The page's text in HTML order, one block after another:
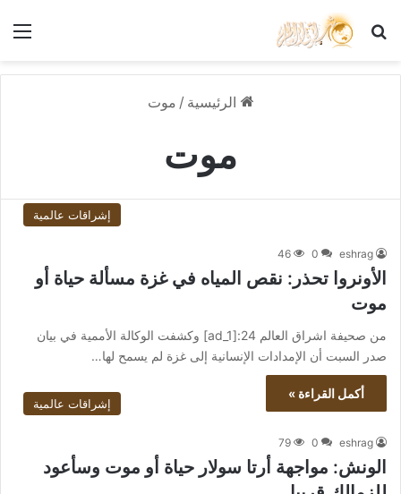
بحث عن
الرئيسية / موت
موت
إشراقات عالمية
eshrag
0
46
الأونروا تحذر: نقص المياه في غزة مسألة حياة أو
موت
من صحيفة اشراق العالم 24:[ad_1] وكشفت الوكالة الأممية في بيان
صدر السبت أن الإمدادات الإنسانية إلى غزة لم يسمح لها…
أكمل القراءة »
إشراقات عالمية
eshrag
0
79
الونش: مواجهة أرتا سولار حياة أو موت وسأعود